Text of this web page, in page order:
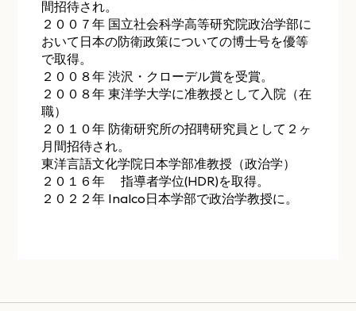
間招待され。
２００７年 国立社会科学高等研究院政治学部に
おいて日本の防衛政策についての博士号を優等
で取得。
２００８年 渋沢・クローデル賞を受賞。
２００８年 東洋学大学に准教授として入院（在
職）
２０１０年 防衛研究所の招聘研究員として２ヶ
月間招待され。
東洋言語文化学院日本学部准教授（政治学）
２０１６年 指導者学位(HDR)を取得。
２０２２年 Inalco日本学部で政治学教授に。